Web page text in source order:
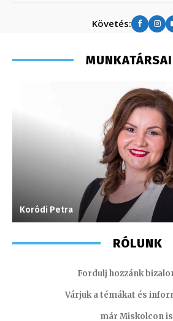
Követés:
Koródi Petra
RÓLUNK
Fordulj hozzánk
Várjuk a témákat és
már Miskolcon